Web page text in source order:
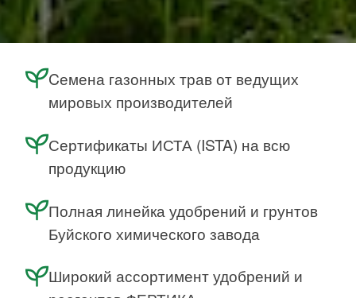
Cемена газонных трав от ведущих
мировых производителей
Сертификаты ИСТА (ISTA) на всю
продукцию
Полная линейка удобрений и грунтов
Буйского химического завода
Широкий ассортимент удобрений и